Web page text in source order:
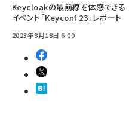
Keycloakの最前線を体感できる
イベント「Keyconf 23」レポート
2023年8月18日 6:00